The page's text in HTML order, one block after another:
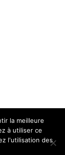
reserved.
byWordPress
la meilleure
à utiliser ce
l'utilisation des